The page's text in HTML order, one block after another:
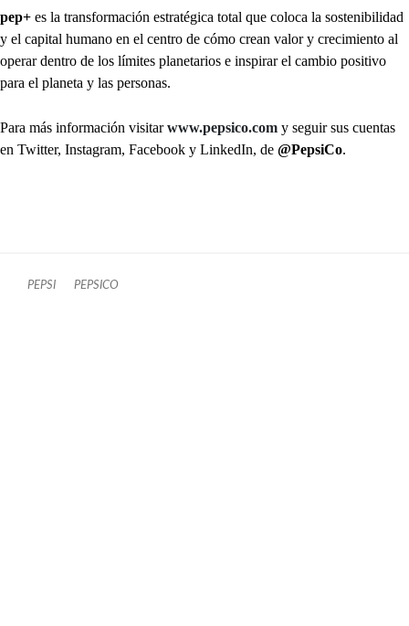
pep+ es la transformación estratégica total que coloca la sostenibilidad
y el capital humano en el centro de cómo crean valor y crecimiento al
operar dentro de los límites planetarios e inspirar el cambio positivo
para el planeta y las personas.
Para más información visitarwww.pepsico.com y seguir sus cuentas
en Twitter, Instagram, Facebook y LinkedIn, de @PepsiCo.
PEPSI PEPSICO